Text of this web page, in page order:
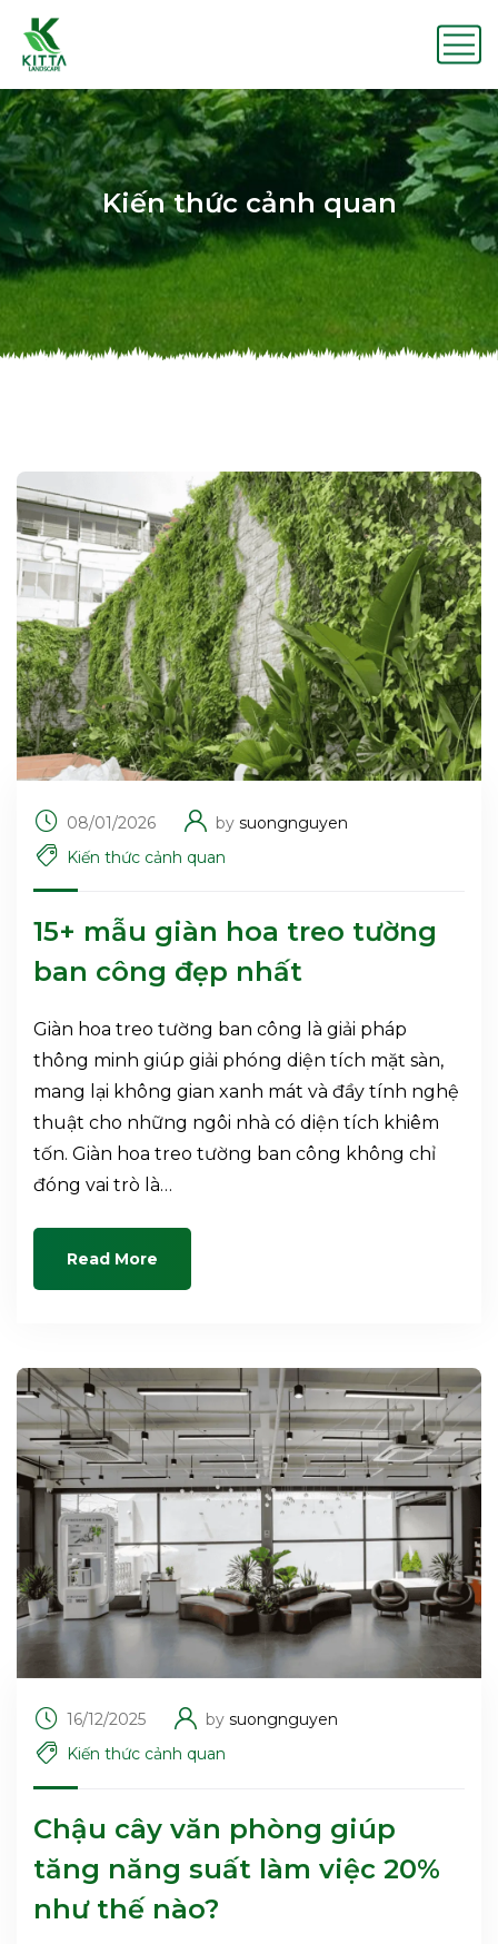
Kiến thức cảnh quan
Home TIN TỨC Kiến thức cảnh quan
08/01/2026 by suongnguyen
Kiến thức cảnh quan
15+ mẫu giàn hoa treo tường
ban công đẹp nhất
Giàn hoa treo tường ban công là giải pháp
thông minh giúp giải phóng diện tích mặt sàn,
mang lại không gian xanh mát và đầy tính nghệ
thuật cho những ngôi nhà có diện tích khiêm
tốn. Giàn hoa treo tường ban công không chỉ
đóng vai trò là…
Read More
16/12/2025 by suongnguyen
Kiến thức cảnh quan
Chậu cây văn phòng giúp
tăng năng suất làm việc 20%
như thế nào?